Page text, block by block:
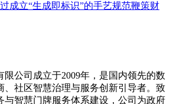
成立“生成即标识”的手艺规范鞭策财
公司成立于2009年，是国内领先的数
、社区智慧治理与服务创新引导者。致
与智慧门牌服务体系建设，公司为政府